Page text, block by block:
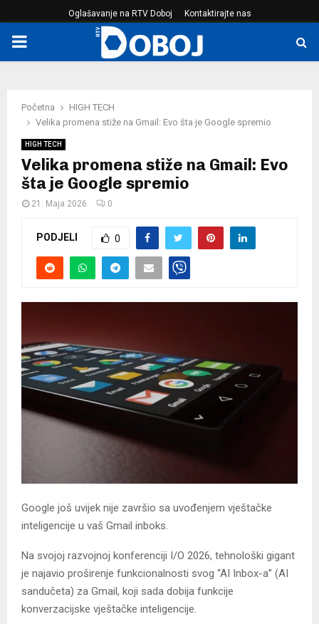
Oglašavanje na RTV Doboj Kontaktirajte nas
PRIMARY
Početna
HIGH TECH
Velika promena stiže na Gmail: Evo šta je Google spremio
HIGH TECH
Velika promena stiže na Gmail: Evo
šta je Google spremio
21. Maja 2026. 0
PODJELI 0
Google još uvijek nije završio sa uvođenjem vještačke
inteligencije u vaš Gmail inboks.
Na svojoj razvojnoj konferenciji I/O 2026, tehnološki gigant
je najavio proširenje funkcionalnosti svog “AI Inbox-a” (AI
sandučeta) za Gmail, koji sada dobija funkcije
konverzacijske vještačke inteligencije.